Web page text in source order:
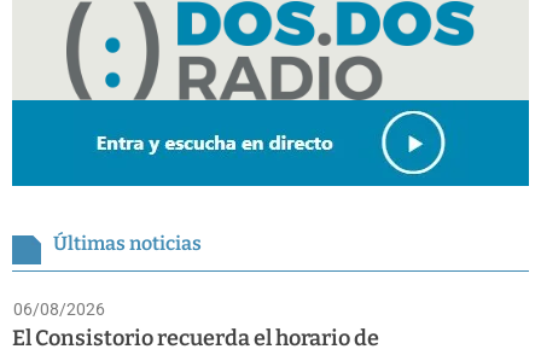
Últimas noticias
06/08/2026
El Consistorio recuerda el horario de